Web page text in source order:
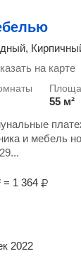
на карте
55 м²
и мебель
= 1 364
2022